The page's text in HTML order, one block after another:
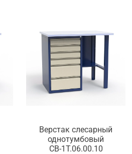
Верстак слесарный
однотумбовый
СВ-1Т.06.00.10